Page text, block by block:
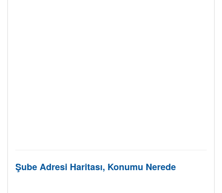
Şube Adresi Haritası, Konumu Nerede